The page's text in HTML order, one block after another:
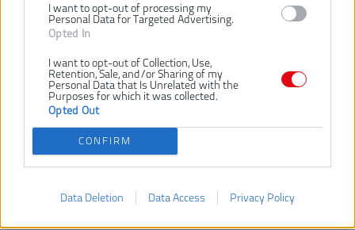
I want to opt-out of processing my
Personal Data for Targeted Advertising.
Opted In
I want to opt-out of Collection, Use,
Retention, Sale, and/or Sharing of my
Personal Data that Is Unrelated with the
Purposes for which it was collected.
Opted Out
CONFIRM
Data Deletion Data Access Privacy Policy
Max. počet úderov:
7150 / 27300 ú/m
Max. priemer vŕtania do dreva:
Max. priemer vŕtania do
muriva:
14 mm
Max. priemer vŕtania do ocele:
13 mm
Napätie:
Otáčky bez zaťaženia:
Počet dodávaných
akumulátorov:
Typ akumulátora:
Li-ion